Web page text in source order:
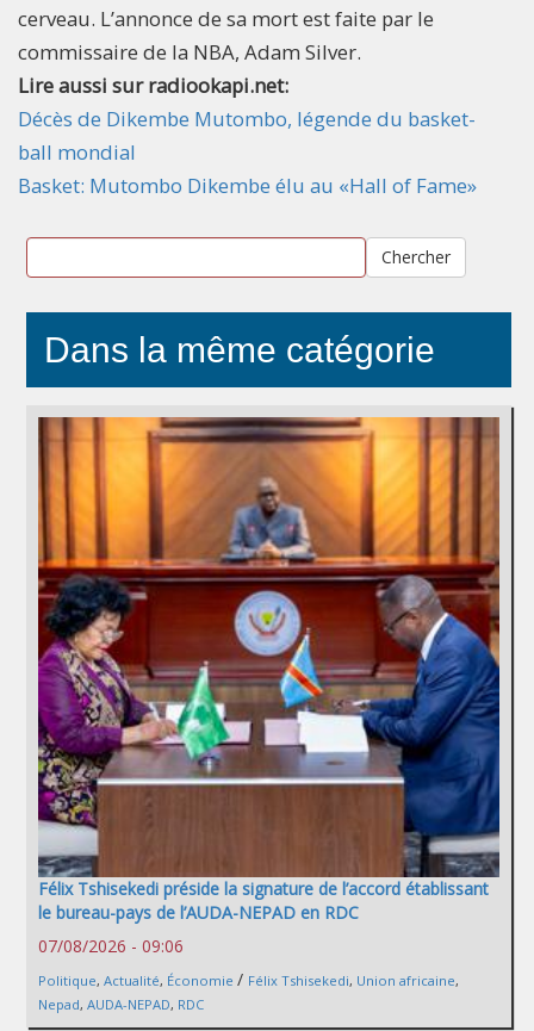
cerveau. L’annonce de sa mort est faite par le
commissaire de la NBA, Adam Silver.
Lire aussi sur radiookapi.net:
Décès de Dikembe Mutombo, légende du basket-
ball mondial
Basket: Mutombo Dikembe élu au «Hall of Fame»
Chercher
Dans la même catégorie
Félix Tshisekedi préside la signature de l’accord établissant
le bureau-pays de l’AUDA-NEPAD en RDC
07/08/2026 - 09:06
Politique, Actualité, Économie / Félix Tshisekedi, Union africaine,
Nepad, AUDA-NEPAD, RDC